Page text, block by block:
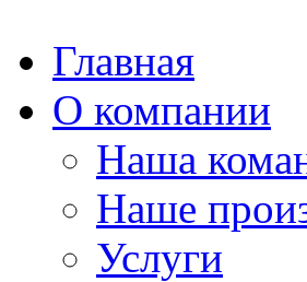
Главная
О компании
Наша
Наше
Услуги